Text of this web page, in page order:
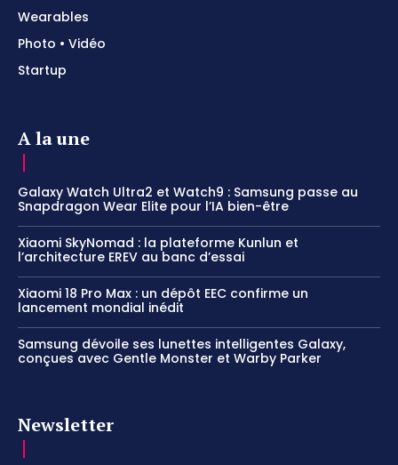
Wearables
Photo • Vidéo
Startup
A la une
Galaxy Watch Ultra2 et Watch9 : Samsung passe au
Snapdragon Wear Elite pour l’IA bien-être
Xiaomi SkyNomad : la plateforme Kunlun et
l’architecture EREV au banc d’essai
Xiaomi 18 Pro Max : un dépôt EEC confirme un
lancement mondial inédit
Samsung dévoile ses lunettes intelligentes Galaxy,
conçues avec Gentle Monster et Warby Parker
Newsletter